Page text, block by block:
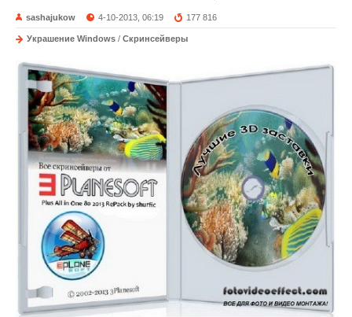
sashajukow 4-10-2013, 06:19 177 816
Украшение Windows / Скринсейверы